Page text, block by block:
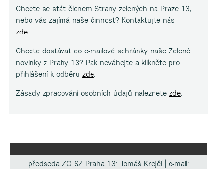
Chcete se stát členem Strany zelených na Praze 13,
nebo vás zajímá naše činnost? Kontaktujte nás
zde.
Chcete dostávat do e-mailové schránky naše Zelené
novinky z Prahy 13? Pak neváhejte a klikněte pro
přihlášení k odběru zde.
Zásady zpracování osobních údajů naleznete zde.
předseda ZO SZ Praha 13: Tomáš Krejčí | e-mail: